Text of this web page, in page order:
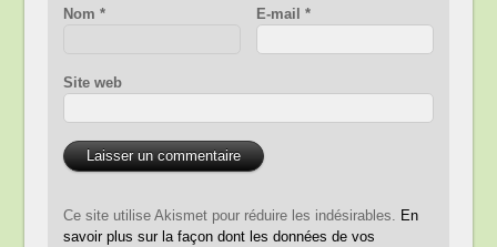
Nom* E-mail *
Site web
Ce site utilise Akismet pour réduire les indésirables. En
savoir plus sur la façon dont les données de vos